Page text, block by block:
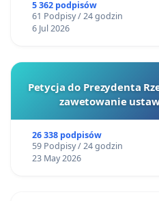
5 362 podpisów
61 Podpisy / 24 godzin
6 Jul 2026
Petycja do Prezydenta
zawetowanie
26 338 podpisów
59 Podpisy / 24 godzin
23 May 2026